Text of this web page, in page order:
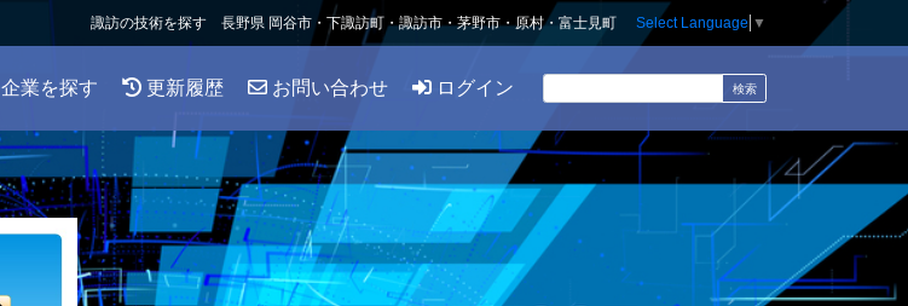
企業を探す 更新履歴 お問い合わせ ログイン
諏訪の技術を探す 長野県 岡谷市・下諏訪町・諏訪市・茅野市・原村・富士見町 Select Language ▼